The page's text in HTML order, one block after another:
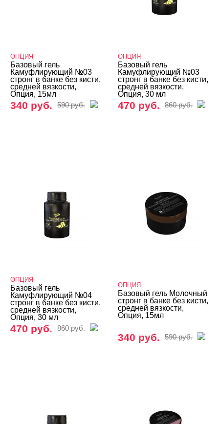
Fly Mary
Kodi
Nogtika
Акригель (полигель)
Биогель
Гели для френча
Конструирующие гели
Однофазные гели
Цветные гели - Gel Color
Гель-желе
ОПЦИЯ
Базовый гель
Камуфлирующий №03
стронг в банке без кисти,
средней вязкости,
Опция, 15мл
340 руб. 590 руб.
ОПЦИЯ
Базовый гель
Камуфлирующий №03
стронг в банке без кисти,
средней вязкости,
Опция, 30 мл
470 руб. 860 руб.
ОПЦИЯ
Базовый гель
Камуфлирующий №04
стронг в банке без кисти,
средней вязкости,
Опция, 30 мл
470 руб. 860 руб.
ОПЦИЯ
Базовый гель Молочный
стронг в банке без кисти,
средней вязкости,
Опция, 15мл
340 руб. 590 руб.